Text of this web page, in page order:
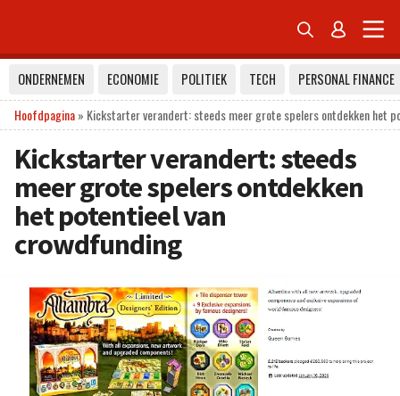
 
ONDERNEMEN ECONOMIE POLITIEK TECH
PERSONAL FINANCE
Hoofdpagina» Kickstarter verandert: steeds meer grote spelers ontdekken het
Kickstarter verandert: steeds
meer grote spelers ontdekken
het potentieel van
crowdfunding